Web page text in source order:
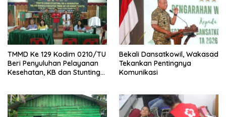
TMMD Ke 129 Kodim 0210/TU
Beri Penyuluhan Pelayanan
Kesehatan, KB dan Stunting
Bekali Dansatkowil, Wakasad
Tekankan Pentingnya
Komunikasi